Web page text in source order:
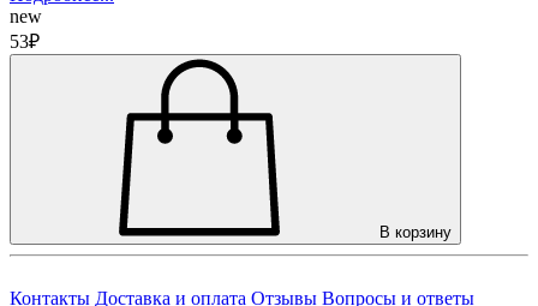
new
53₽
В корзину
Контакты Доставка и оплата Отзывы Вопросы и ответы